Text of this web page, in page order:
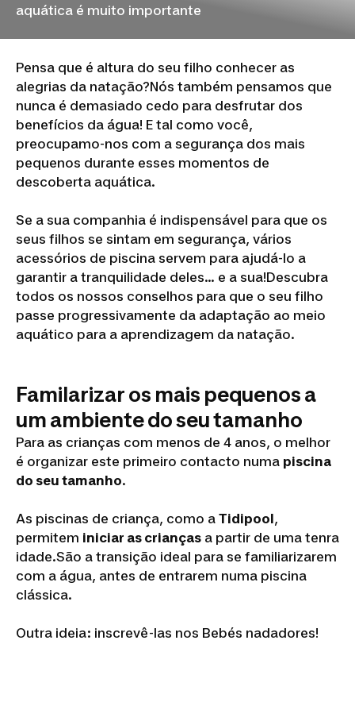
aquática é muito importante
Pensa que é altura do seu filho conhecer as
alegrias da natação?Nós também pensamos que
nunca é demasiado cedo para desfrutar dos
benefícios da água! E tal como você,
preocupamo-nos com a segurança dos mais
pequenos durante esses momentos de
descoberta aquática.
Se a sua companhia é indispensável para que os
seus filhos se sintam em segurança, vários
acessórios de piscina servem para ajudá-lo a
garantir a tranquilidade deles… e a sua!Descubra
todos os nossos conselhos para que o seu filho
passe progressivamente da adaptação ao meio
aquático para a aprendizagem da natação.
Familarizar os mais pequenos a
um ambiente do seu tamanho
Para as crianças com menos de 4 anos, o melhor
é organizar este primeiro contacto numa piscina
do seu tamanho.
As piscinas de criança, como a Tidipool,
permitem iniciar as crianças a partir de uma tenra
idade.São a transição ideal para se familiarizarem
com a água, antes de entrarem numa piscina
clássica.
Outra ideia: inscrevê-las nos Bebés nadadores!